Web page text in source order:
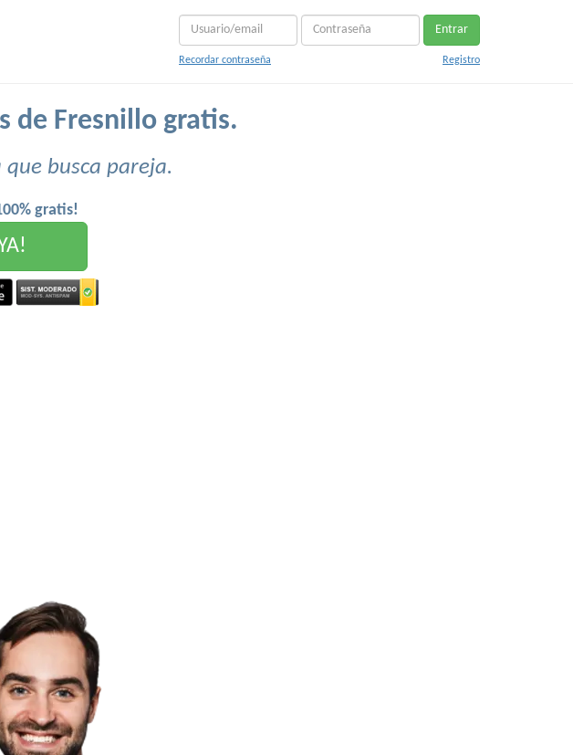
Entrar
Recordar contraseña Registro
de Fresnillo gratis.
busca pareja.
gratis!